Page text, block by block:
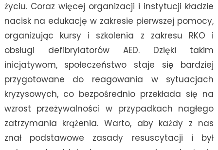
życiu. Coraz więcej organizacji i instytucji kładzie
nacisk na edukację w zakresie pierwszej pomocy,
organizując kursy i szkolenia z zakresu RKO i
obsługi defibrylatorów AED. Dzięki takim
inicjatywom, społeczeństwo staje się bardziej
przygotowane do reagowania w sytuacjach
kryzysowych, co bezpośrednio przekłada się na
wzrost przeżywalności w przypadkach nagłego
zatrzymania krążenia. Warto, aby każdy z nas
znał podstawowe zasady resuscytacji i był